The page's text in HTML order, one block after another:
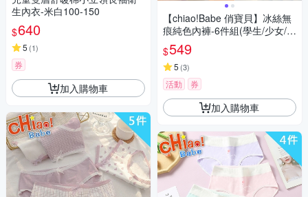
生內衣-米白100-150
$640
5 (1)
券
加入購物車
【chiao!Babe 俏寶貝】冰絲無
痕純色內褲-6件組(學生/少女/兒
童)
$549
5 (3)
活動 券
加入購物車